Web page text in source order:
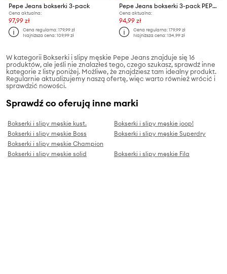
Pepe Jeans bokserki 3-pack
Cena aktualna:
97,99 zł
Cena regularna:179,99 zł
Najniższa cena:109,99 zł
Pepe Jeans bokserki 3-pack PEPE TK 3P
Cena aktualna:
94,99 zł
Cena regularna:179,99 zł
Najniższa cena:134,99 zł
W kategorii Bokserki i slipy męskie Pepe Jeans znajduje się 16
produktów, ale jeśli nie znalazłeś tego, czego szukasz, sprawdź inne
kategorie z listy poniżej. Możliwe, że znajdziesz tam idealny produkt.
Regularnie aktualizujemy naszą ofertę, więc warto również wrócić i
sprawdzić nowości.
Sprawdź co oferują inne marki
Bokserki i slipy męskie kust.
Bokserki i slipy męskie joop!
Bokserki i slipy męskie Boss
Bokserki i slipy męskie Superdry
Bokserki i slipy męskie Champion
Bokserki i slipy męskie solid
Bokserki i slipy męskie Fila